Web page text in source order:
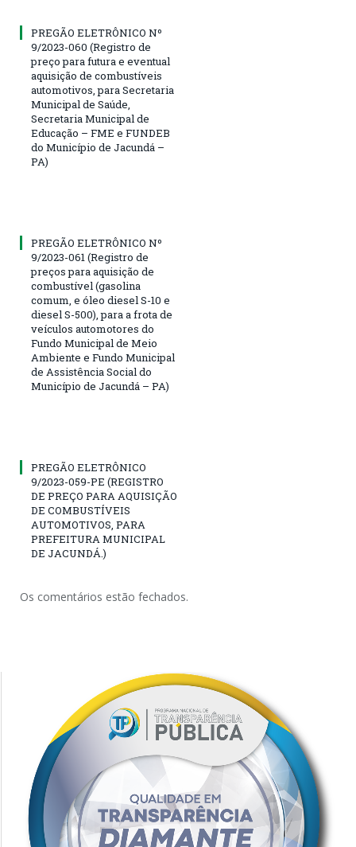
PREGÃO ELETRÔNICO Nº
9/2023-060 (Registro de
preço para futura e eventual
aquisição de combustíveis
automotivos, para Secretaria
Municipal de Saúde,
Secretaria Municipal de
Educação – FME e FUNDEB
do Município de Jacundá –
PA)
PREGÃO ELETRÔNICO Nº
9/2023-061 (Registro de
preços para aquisição de
combustível (gasolina
comum, e óleo diesel S-10 e
diesel S-500), para a frota de
veículos automotores do
Fundo Municipal de Meio
Ambiente e Fundo Municipal
de Assistência Social do
Município de Jacundá – PA)
PREGÃO ELETRÔNICO
9/2023-059-PE (REGISTRO
DE PREÇO PARA AQUISIÇÃO
DE COMBUSTÍVEIS
AUTOMOTIVOS, PARA
PREFEITURA MUNICIPAL
DE JACUNDÁ.)
Os comentários estão fechados.